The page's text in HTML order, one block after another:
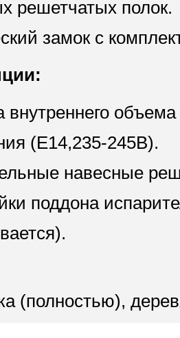
решетчатых полок.
замок с
внутреннего
(Е14,235-245В).
навесные
поддона
(полностью),